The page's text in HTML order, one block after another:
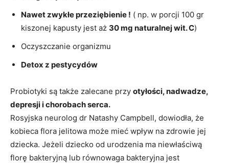
Nawet zwykłe przeziębienie ! ( np. w porcji 100 gr
kiszonej kapusty jest aż 30 mg naturalnej wit. C)
Oczyszczanie organizmu
Detox z pestycydów
Probiotyki są także zalecane przy otyłości, nadwadze,
depresji i chorobach serca.
Rosyjska neurolog dr Natashy Campbell, dowiodła, że
kobieca flora jelitowa może mieć wpływ na zdrowie jej
dziecka. Jeżeli dziecko od urodzenia ma niewłaściwą
florę bakteryjną lub równowaga bakteryjna jest